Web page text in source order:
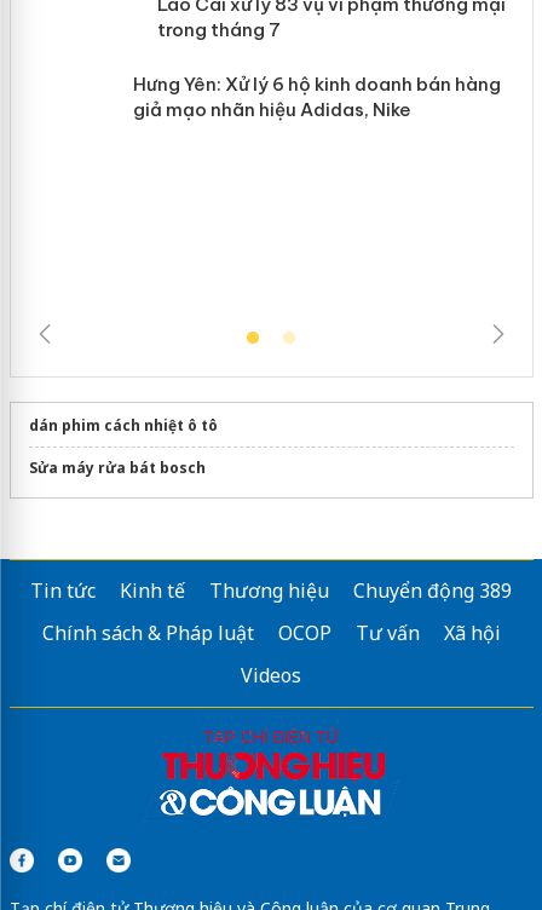
Lào Cai xử lý 83 vụ vi phạm thương
mại trong tháng 7
dán phim cách nhiệt ô tô
Sửa máy rửa bát bosch
Tin tức Kinh tế Thương hiệu
Chuyển động 389
Chính sách & Pháp luật
OCOP Tư vấn
Xã hội
Videos